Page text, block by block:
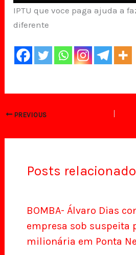
IPTU que voce paga ajuda a
diferente
PREVIOUS
Posts
BOMBA- Álvaro Dias
empresa sob suspeita
milionária em Ponta